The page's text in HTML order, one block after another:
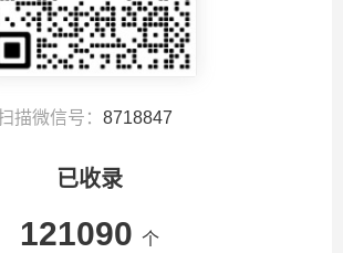
描微信号： 8718847
已收录
121090 个